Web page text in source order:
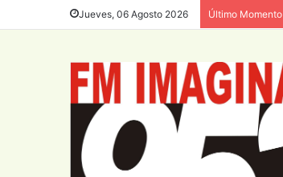
Jueves, 06 Agosto 2026 Último Momento